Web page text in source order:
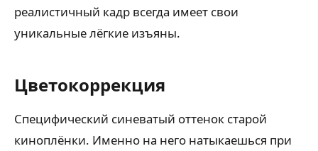
реалистичный кадр всегда имеет свои
уникальные лёгкие изъяны.
Цветокоррекция
Специфический синеватый оттенок старой
киноплёнки. Именно на него натыкаешься при